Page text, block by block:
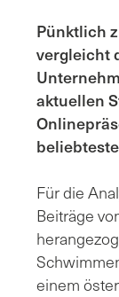
Pünktlich
vergleicht
aktuellen
Für die
Beiträge
einem